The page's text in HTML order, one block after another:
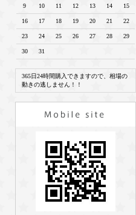
9 10 11 12 13 14 15
16 17 18 19 20 21 22
23 24 25 26 27 28 29
30 31
365日24時間購入できますので、相場の
動きの逃しません！！